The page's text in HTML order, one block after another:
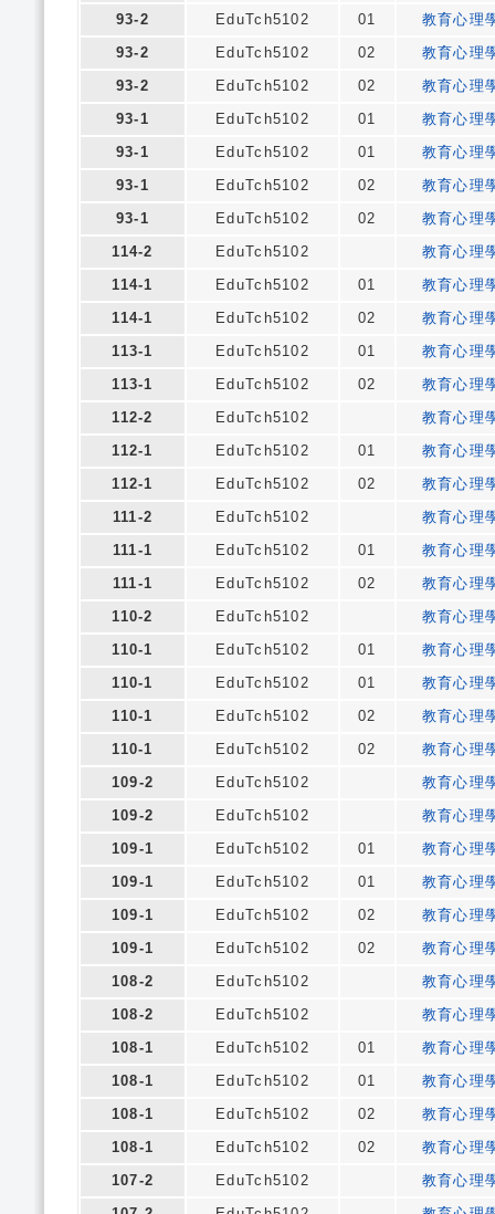
93-2
EduTch5102 01
教育心理
93-2
EduTch5102 02
教育心理
93-2
EduTch5102 02
教育心理
93-1
EduTch5102 01
教育心理
93-1
EduTch5102 01
教育心理
93-1
EduTch5102 02
教育心理
93-1
EduTch5102 02
教育心理
114-2
EduTch5102
教育心理
114-1
EduTch5102 01
教育心理
114-1
EduTch5102 02
教育心理
113-1
EduTch5102 01
教育心理
113-1
EduTch5102 02
教育心理
112-2
EduTch5102
教育心理
112-1
EduTch5102 01
教育心理
112-1
EduTch5102 02
教育心理
111-2
EduTch5102
教育心理
111-1
EduTch5102 01
教育心理
111-1
EduTch5102 02
教育心理
110-2
EduTch5102
教育心理
110-1
EduTch5102 01
教育心理
110-1
EduTch5102 01
教育心理
110-1
EduTch5102 02
教育心理
110-1
EduTch5102 02
教育心理
109-2
EduTch5102
教育心理
109-2
EduTch5102
教育心理
109-1
EduTch5102 01
教育心理
109-1
EduTch5102 01
教育心理
109-1
EduTch5102 02
教育心理
109-1
EduTch5102 02
教育心理
108-2
EduTch5102
教育心理
108-2
EduTch5102
教育心理
108-1
EduTch5102 01
教育心理
108-1
EduTch5102 01
教育心理
108-1
EduTch5102 02
教育心理
108-1
EduTch5102 02
教育心理
107-2
EduTch5102
教育心理